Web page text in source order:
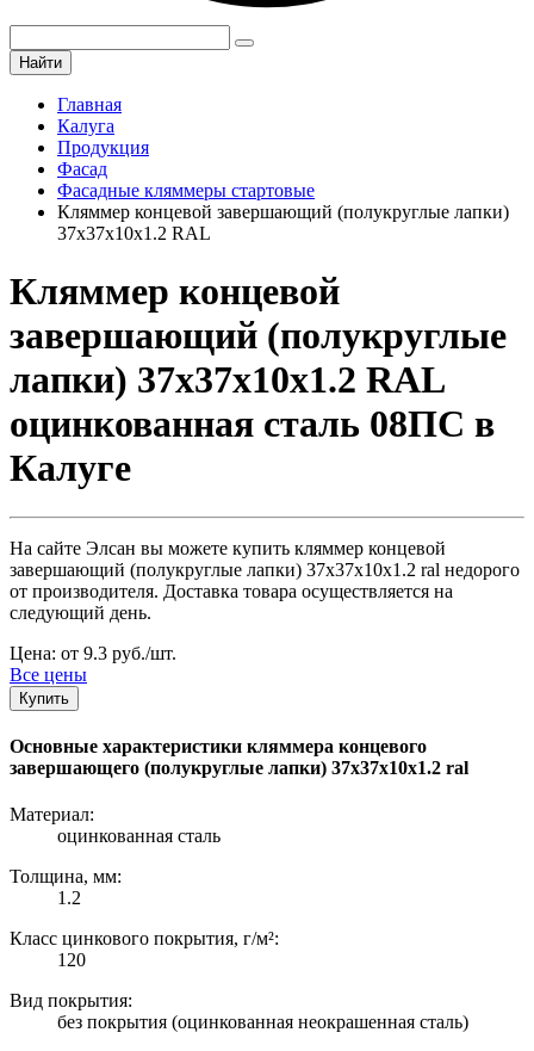
Найти
Главная
Калуга
Продукция
Фасад
Фасадные кляммеры стартовые
Кляммер концевой завершающий (полукруглые лапки)
37х37х10х1.2 RAL
Кляммер концевой
завершающий (полукруглые
лапки) 37х37х10х1.2 RAL
оцинкованная сталь 08ПС в
Калуге
На сайте Элсан вы можете купить кляммер концевой
завершающий (полукруглые лапки) 37х37х10х1.2 ral недорого
от производителя. Доставка товара осуществляется на
следующий день.
Цена: от 9.3 руб./шт.
Все цены
Купить
Основные характеристики кляммера концевого
завершающего (полукруглые лапки) 37х37х10х1.2 ral
Материал:
оцинкованная сталь
Толщина, мм:
1.2
Класс цинкового покрытия, г/м²:
120
Вид покрытия:
без покрытия (оцинкованная неокрашенная сталь)